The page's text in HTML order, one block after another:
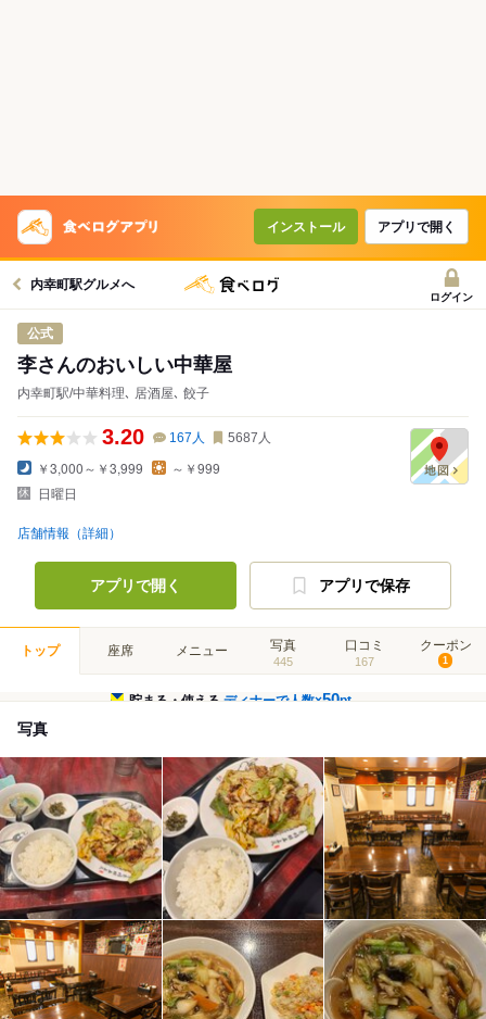
インストール アプリで開く
内幸町駅グルメへ
ログイン
公式
李さんのおいしい中華屋
内幸町駅/中華料理､ 居酒屋､ 餃子
3.20 167 人 5687 人
￥3,000～￥3,999
～￥999
日曜日
店舗情報（詳細）
アプリで開く アプリで保存
トップ 座席 メニュー 写真
445
口コミ
167
クーポン
1
貯まる・使えるディナーで人数×50pt
写真